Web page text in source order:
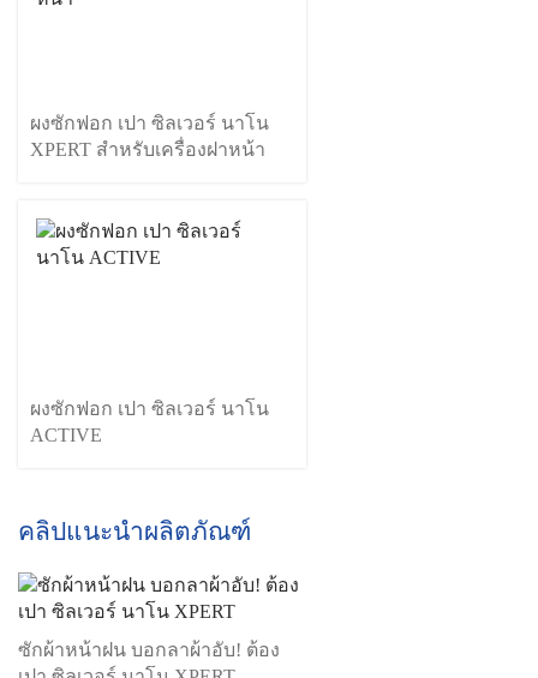
ผงซักฟอก เปา ซิลเวอร์ นาโน
XPERT สำหรับเครื่องฝาหน้า
ผงซักฟอก เปา ซิลเวอร์ นาโน
ACTIVE
คลิปแนะนำผลิตภัณฑ์
ซักผ้าหน้าฝน บอกลาผ้าอับ! ต้อง